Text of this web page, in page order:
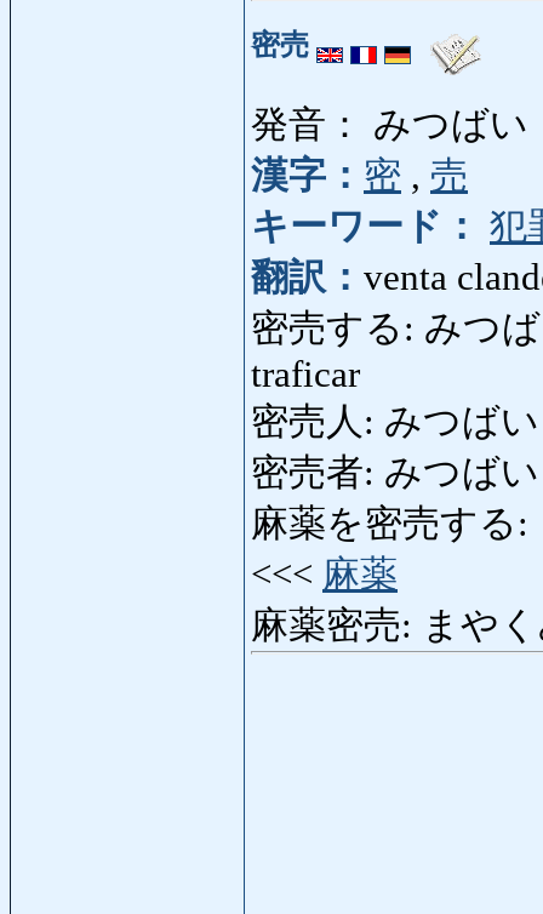
密売
発音： みつばい
漢字： 密 , 売
キーワード： 犯
翻訳： venta
密売する: みつば
traficar
密売人: みつば
密売者: みつば
麻薬を密売する:
<<< 麻薬
麻薬密売: まや